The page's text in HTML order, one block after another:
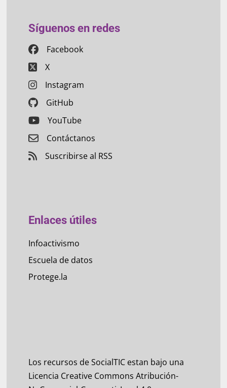
Síguenos en redes
Facebook
X
Instagram
GitHub
YouTube
Contáctanos
Suscribirse al RSS
Enlaces útiles
Infoactivismo
Escuela de datos
Protege.la
Los recursos de SocialTIC estan bajo una
Licencia Creative Commons Atribución-